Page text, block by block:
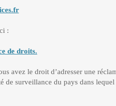
:
de droits.
avez le droit d’adresser une
de surveillance du pays dans